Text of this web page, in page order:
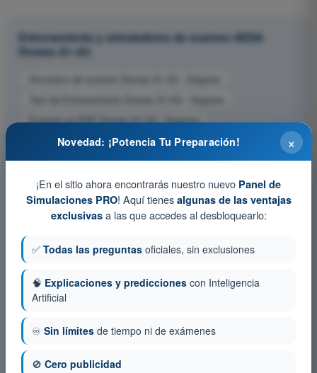
Entrenamiento y simuladores de examen AESA
Drones A1-A3
Simulacro de examen Drones A1-A3 - Seguros
Test de Entrenamiento Drones A1-A3 - Seguros
Examen en PDF Drones A1-A3 - Seguros
×
Novedad: ¡Potencia Tu Preparación!
¡En el sitio ahora encontrarás nuestro nuevo Panel de
Simulaciones PRO! Aquí tienes algunas de las ventajas
exclusivasa las que accedes al desbloquearlo:
✅ Todas las preguntas oficiales, sin exclusiones
🧠 Explicaciones y predicciones con Inteligencia
Artificial
♾️ Sin límites de tiempo ni de exámenes
🚫 Cero publicidad